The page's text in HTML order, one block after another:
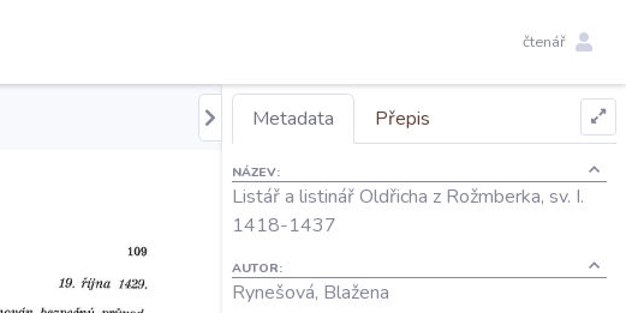
čtenář
Metadata Přepis
NÁZEV:
Listář a listinář Oldřicha z Rožmberka, sv. I.
1418-1437
AUTOR:
Rynešová, Blažena